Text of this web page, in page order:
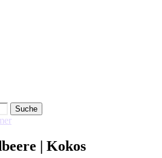
Suche
| Kokos